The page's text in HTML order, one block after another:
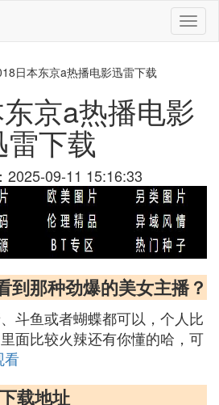
切
换
日本东京a热播电影迅雷下载
京a热播电影
雷下载
2025-09-11 15:16:33
那种劲爆的美女主播？
斗鱼或者蝴蝶都可以，个人比
面比较火辣还有你懂的哈，可
看
载地址